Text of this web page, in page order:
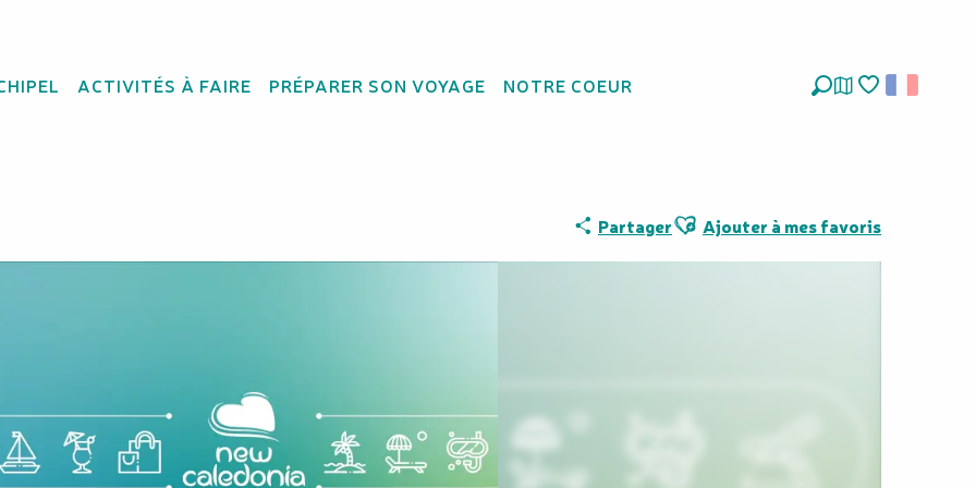
ACTIVITÉS À FAIRE PRÉPARER SON VOYAGE NOTRE COEUR
PartagerAjouter aux favoris
Ajouter à mes favoris